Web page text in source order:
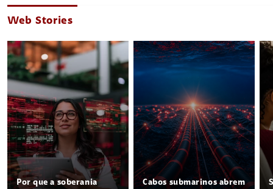
Web Stories
Por que a soberania
Cabos submarinos abrem